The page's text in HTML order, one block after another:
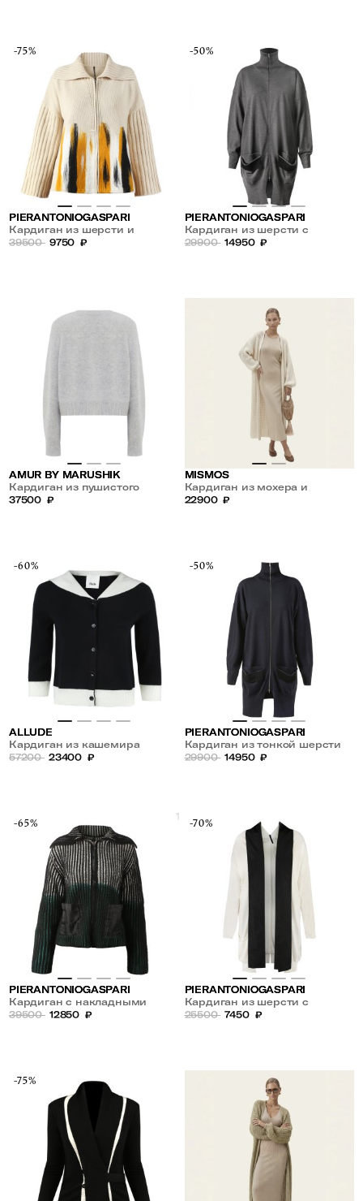
-75%
PIERANTONIOGASPARI
Кардиган из шерсти и
кашемира
39500 9750 ₽
-50%
PIERANTONIOGASPARI
Кардиган из шерсти с
карманами
29900 14950 ₽
AMUR BY MARUSHIK
Кардиган из пушистого
кашемира
37500 ₽
MISMOS
Кардиган из мохера и
кашемира
22900 ₽
-60%
ALLUDE
Кардиган из кашемира
57200 23400 ₽
-50%
PIERANTONIOGASPARI
Кардиган из тонкой шерсти
29900 14950 ₽
-65%
PIERANTONIOGASPARI
Кардиган с накладными
карманами из органзы
39500 12850 ₽
-70%
PIERANTONIOGASPARI
Кардиган из шерсти с
карманами
25500 7450 ₽
-75%